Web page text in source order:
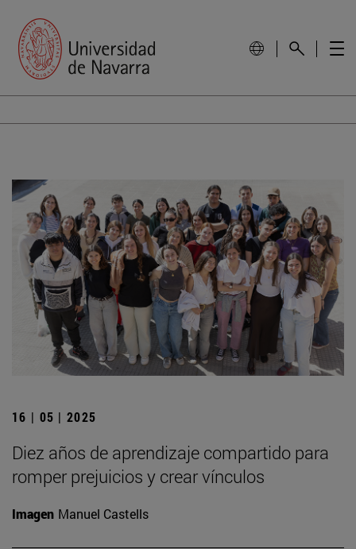
16 | 05 | 2025
Diez años de aprendizaje compartido para
romper prejuicios y crear vínculos
Imagen Manuel Castells